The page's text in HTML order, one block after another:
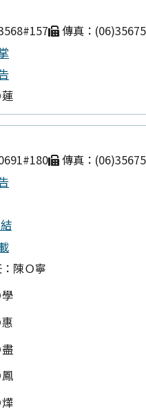
傳真：
傳真：
陳Ｏ寧